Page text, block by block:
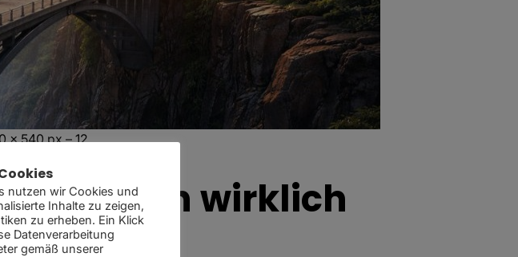
x 540 px – 12
wirklich
nutzen wir Cookies und
Inhalte zu zeigen,
zu erheben. Ein Klick
Datenverarbeitung
gemäß unserer